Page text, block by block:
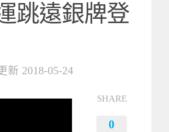
跳遠銀牌登
新 2018-05-24
SHARE
0